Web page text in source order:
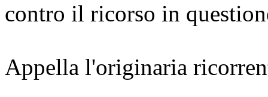
contro il ricorso in
Appella l'originaria